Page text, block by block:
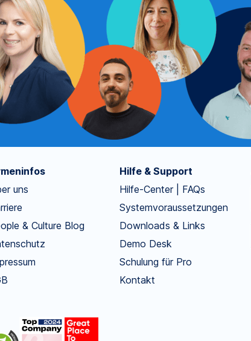
uns
& Culture Blog
Hilfe & Support
Hilfe-Center | FAQs
Systemvoraussetzungen
Downloads & Links
Demo Desk
Schulung für Pro
Kontakt